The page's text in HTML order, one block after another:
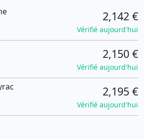
2,142 €
Vérifié aujourd'hui
2,150 €
Vérifié aujourd'hui
2,195 €
Vérifié aujourd'hui